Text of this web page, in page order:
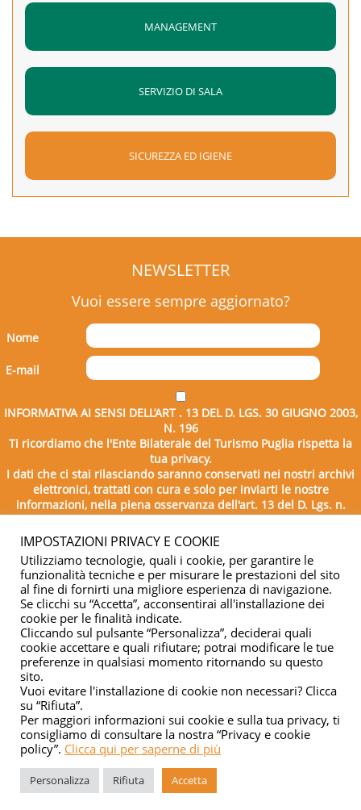
MANAGEMENT
SERVIZIO DI SALA
SICUREZZA ED IGIENE
NEWSLETTER
Vuoi essere sempre aggiornato?
Nome
E-mail
INFORMATIVA AI SENSI DELL’ART . 13 DEL D. LGS. 30 GIUGNO 2003,
N. 196
Ti ricordiamo che l'Ente Bilaterale del Turismo Puglia rispetta la
tua privacy.
I dati che ci stai rilasciando saranno conservati nei nostri archivi
elettronici, trattati con cura e solo per inviarti le nostre
informazioni, nella piena osservanza dell'art. 13 del D. Lgs. n.
196/2003.
Copyright © 2026 - Ente Bilaterale del Turismo Puglia - C.F.
Managed byElabora Next
IMPOSTAZIONI PRIVACY E COOKIE
Utilizziamo tecnologie, quali i cookie, per garantire le
funzionalità tecniche e per misurare le prestazioni del sito
al fine di fornirti una migliore esperienza di navigazione.
Se clicchi su “Accetta”, acconsentirai all'installazione dei
cookie per le finalità indicate.
Cliccando sul pulsante “Personalizza”, deciderai quali
cookie accettare e quali rifiutare; potrai modificare le tue
preferenze in qualsiasi momento ritornando su questo
sito.
Vuoi evitare l'installazione di cookie non necessari? Clicca
su “Rifiuta”.
Per maggiori informazioni sui cookie e sulla tua privacy, ti
consigliamo di consultare la nostra “Privacy e cookie
policy”. Clicca qui per saperne di più
Personalizza Rifiuta Accetta